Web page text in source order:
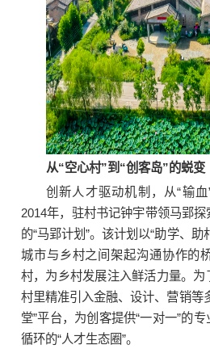
从“空心村”到“创客岛”的蜕变
创新人才驱动机制，从“输血
2014年，驻村书记钟宇带领马郢
的“马郢计划”。该计划以“助学、
城市与乡村之间架起沟通协作的
村，为乡村发展注入鲜活力量。为
村里精准引入金融、设计、营销等
堂”平台，为创客提供“一对一”的
循环的“人才生态圈”。